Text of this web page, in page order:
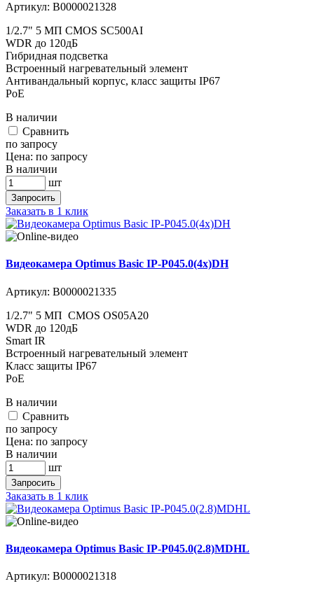
Артикул: В0000021328
1/2.7" 5 МП CMOS SC500AI
WDR до 120дБ
Гибридная подсветка
Встроенный нагревательный элемент
Антивандальный корпус, класс защиты IР67
PoE
В наличии
Cравнить
по запросу
Цена: по запросу
В наличии
шт
Запросить
Заказать в 1 клик
Видеокамера Optimus Basic IP-P045.0(4x)DH
Артикул: В0000021335
1/2.7" 5 МП CMOS OS05A20
WDR до 120дБ
Smart IR
Встроенный нагревательный элемент
​​​​​​Класс защиты IР67
PoE
В наличии
Cравнить
по запросу
Цена: по запросу
В наличии
шт
Запросить
Заказать в 1 клик
Видеокамера Optimus Basic IP-P045.0(2.8)MDHL
Артикул: В0000021318